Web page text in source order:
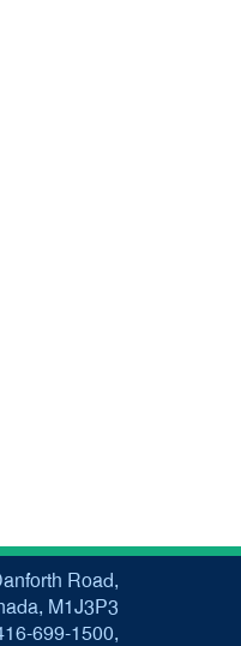
Road,
M1J3P3
699-1500,